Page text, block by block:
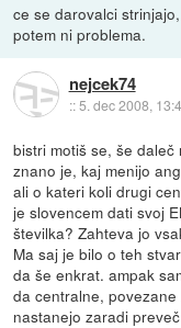
ce se darovalci
potem ni problema.
nejcek74
::5. dec 2008,
bistri motiš se, še
znano je, kaj menijo
ali o kateri koli drugi
je slovencem dati svoj
številka? Zahteva jo
Ma saj je bilo o teh
da še enkrat. ampak
da centralne,
nastanejo zaradi